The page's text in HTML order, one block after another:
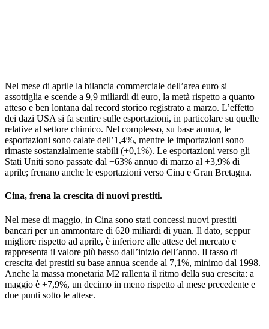
Nel mese di aprile la bilancia commerciale dell’area euro si
assottiglia e scende a 9,9 miliardi di euro, la metà rispetto a quanto
atteso e ben lontana dal record storico registrato a marzo. L’effetto
dei dazi USA si fa sentire sulle esportazioni, in particolare su quelle
relative al settore chimico. Nel complesso, su base annua, le
esportazioni sono calate dell’1,4%, mentre le importazioni sono
rimaste sostanzialmente stabili (+0,1%). Le esportazioni verso gli
Stati Uniti sono passate dal +63% annuo di marzo al +3,9% di
aprile; frenano anche le esportazioni verso Cina e Gran Bretagna.
Cina, frena la crescita di nuovi prestiti.
Nel mese di maggio, in Cina sono stati concessi nuovi prestiti
bancari per un ammontare di 620 miliardi di yuan. Il dato, seppur
migliore rispetto ad aprile, è inferiore alle attese del mercato e
rappresenta il valore più basso dall’inizio dell’anno. Il tasso di
crescita dei prestiti su base annua scende al 7,1%, minimo dal 1998.
Anche la massa monetaria M2 rallenta il ritmo della sua crescita: a
maggio è +7,9%, un decimo in meno rispetto al mese precedente e
due punti sotto le attese.